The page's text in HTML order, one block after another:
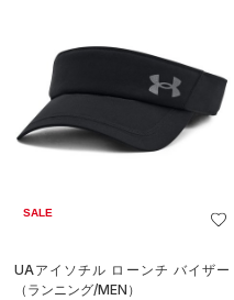
SALE
UAアイソチル ローンチ バイザー
（ランニング/MEN）